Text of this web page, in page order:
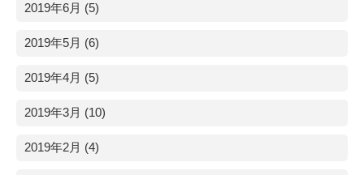
2019年6月 (5)
2019年5月 (6)
2019年4月 (5)
2019年3月 (10)
2019年2月 (4)